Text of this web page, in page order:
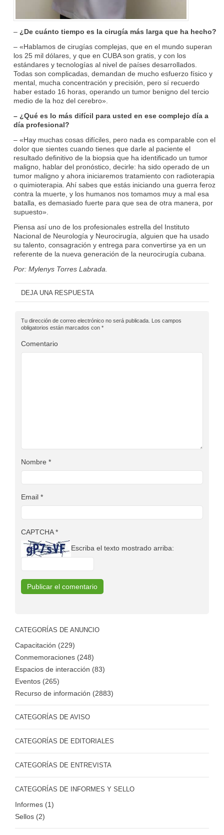
– ¿De cuánto tiempo es la cirugía más larga que ha hecho?
– «Hablamos de cirugías complejas, que en el mundo superan
los 25 mil dólares, y que en CUBA son gratis, y con los
estándares y tecnologías al nivel de países desarrollados.
Todas son complicadas, demandan de mucho esfuerzo físico y
mental, mucha concentración y precisión, pero sí recuerdo
haber estado 16 horas, operando un tumor benigno del tercio
medio de la hoz del cerebro».
– ¿Qué es lo más difícil para usted en ese complejo día a
día profesional?
– «Hay muchas cosas difíciles, pero nada es comparable con el
dolor que sientes cuando tienes que darle al paciente el
resultado definitivo de la biopsia que ha identificado un tumor
maligno, hablar del pronóstico, decirle: ha sido operado de un
tumor maligno y ahora iniciaremos tratamiento con radioterapia
o quimioterapia. Ahí sabes que estás iniciando una guerra feroz
contra la muerte, y los humanos nos tomamos muy a mal esa
batalla, es demasiado fuerte para que sea de otra manera, por
supuesto».
Piensa así uno de los profesionales estrella del Instituto
Nacional de Neurología y Neurocirugía, alguien que ha usado
su talento, consagración y entrega para convertirse ya en un
referente de la nueva generación de la neurocirugía cubana.
Por: Mylenys Torres Labrada.
DEJA UNA RESPUESTA
Tu dirección de correo electrónico no será publicada. Los campos
obligatorios están marcados con *
Comentario
Nombre *
Email *
CAPTCHA*
Escriba el texto mostrado arriba:
CATEGORÍAS DE ANUNCIO
Capacitación (229)
Conmemoraciones (248)
Espacios de interacción (83)
Eventos (265)
Recurso de información (2883)
CATEGORÍAS DE AVISO
CATEGORÍAS DE EDITORIALES
CATEGORÍAS DE ENTREVISTA
CATEGORÍAS DE INFORMES Y SELLO
Informes (1)
Sellos (2)